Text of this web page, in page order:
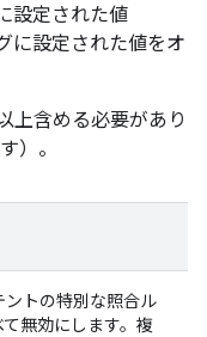
設定された値
に設定された値をオ
上含める必要があり
）。
ントの特別な照合ル
て無効にします。複